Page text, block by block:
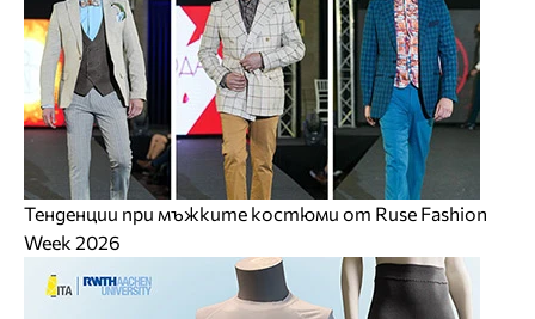
Тенденции при мъжките костюми от Ruse Fashion
Week 2026